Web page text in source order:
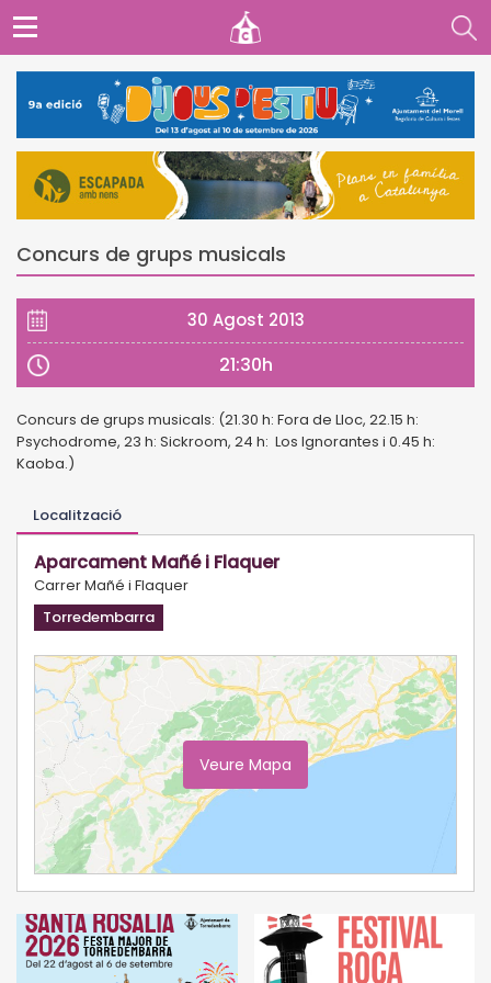
Concurs de grups musicals
30 Agost 2013
21:30h
Concurs de grups musicals: (21.30 h: Fora de Lloc, 22.15 h:
Psychodrome, 23 h: Sickroom, 24 h: Los Ignorantes i 0.45 h:
Kaoba.)
Localització
Aparcament Mañé i Flaquer
Carrer Mañé i Flaquer
Torredembarra
Veure Mapa